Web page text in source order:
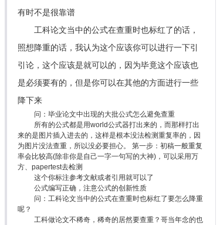
有时不是很靠谱
工科论文当中的公式在查重时也标红了的话，
照想降重的话，我认为这个应该你可以进行一下引
引论，这个应该是就可以的，因为毕竟这个应该也
是必须要有的，但是你可以在其他的方面进行一些
降下来
问：毕业论文中出现的大批公式怎么避免查重
所有的公式都是用world公式器打出来的，而那样打出
来的是图片插入进去的，这样是根本没法检测重复率的，因
为图片没法查重，所以没必要担心。 第一步：初稿一般重复
率会比较高(除非你是自己一字一句写的大神)，可以采用万
方、papertest去检测
这个你标注参考文献或者引用就可以了
公式编写正确，注意公式的创新性质
问：工科论文当中的公式在查重时也标红了要怎么降重
呢？
工科做论文不稀奇，稀奇的居然要查重？哥当年念的也